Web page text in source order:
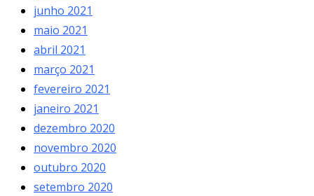
junho 2021
maio 2021
abril 2021
março 2021
fevereiro 2021
janeiro 2021
dezembro 2020
novembro 2020
outubro 2020
setembro 2020